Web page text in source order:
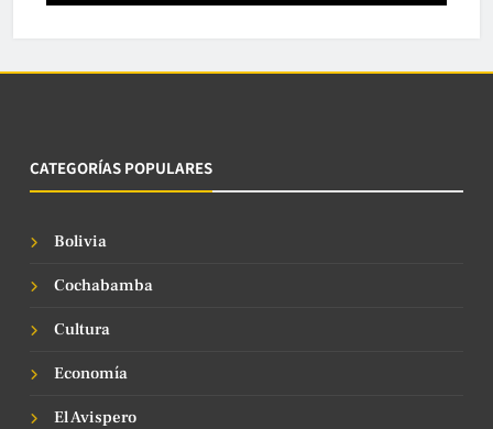
CATEGORÍAS POPULARES
Bolivia
Cochabamba
Cultura
Economía
El Avispero